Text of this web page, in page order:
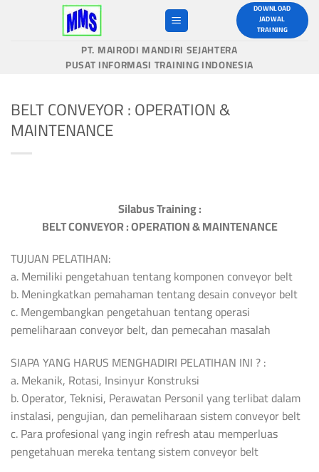
DOWNLOAD
JADWAL
TRAINING
PT. MAIRODI MANDIRI SEJAHTERA
PUSAT INFORMASI TRAINING INDONESIA
BELT CONVEYOR : OPERATION &
MAINTENANCE
Silabus Training :
BELT CONVEYOR : OPERATION & MAINTENANCE
TUJUAN PELATIHAN:
a. Memiliki pengetahuan tentang komponen conveyor belt
b. Meningkatkan pemahaman tentang desain conveyor belt
c. Mengembangkan pengetahuan tentang operasi
pemeliharaan conveyor belt, dan pemecahan masalah
SIAPA YANG HARUS MENGHADIRI PELATIHAN INI ? :
a. Mekanik, Rotasi, Insinyur Konstruksi
b. Operator, Teknisi, Perawatan Personil yang terlibat dalam
instalasi, pengujian, dan pemeliharaan sistem conveyor belt
c. Para profesional yang ingin refresh atau memperluas
pengetahuan mereka tentang sistem conveyor belt